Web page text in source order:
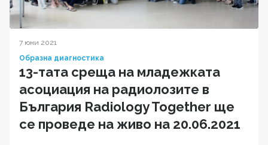
7 юни 2021
Образна диагностика
13-тата среща на младежката
асоциация на радиолозите в
България Radiology Together ще
се проведе на живо на 20.06.2021